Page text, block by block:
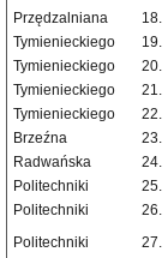
Przędzalniana
18.
Tymienieckiego
19.
Tymienieckiego
20.
Tymienieckiego
21.
Tymienieckiego
22.
Brzeźna
23.
Radwańska
24.
Politechniki
25.
Politechniki
26.
Politechniki
27.